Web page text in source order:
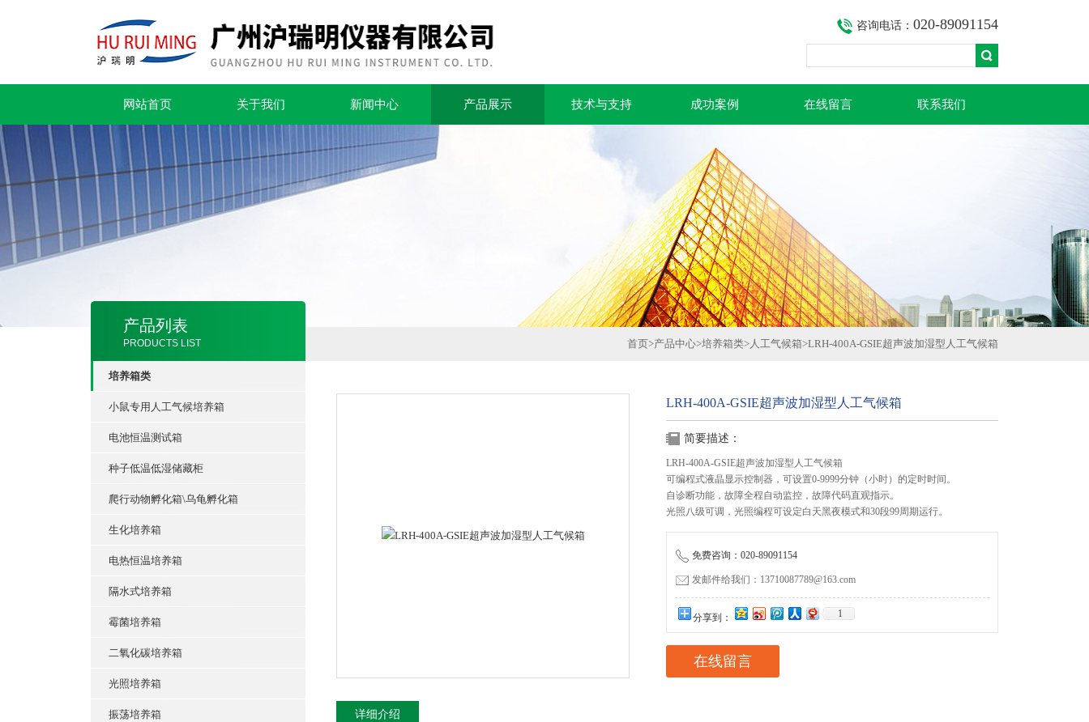
咨询电话： 020-89091154
网站首页 关于我们 新闻中心 产品展示 技术与支持 成功案例 在线留言 联系我们
产品列表
PRODUCTS LIST
培养箱类
小鼠专用人工气候培养箱
电池恒温测试箱
种子低温低湿储藏柜
爬行动物孵化箱\乌龟孵化箱
生化培养箱
电热恒温培养箱
隔水式培养箱
霉菌培养箱
二氧化碳培养箱
光照培养箱
振荡培养箱
首页>产品中心>培养箱类>人工气候箱>LRH-400A-GSIE超声波加湿型人工气候箱
LRH-400A-GSIE超声波加湿型人工气候箱
简要描述：
LRH-400A-GSIE超声波加湿型人工气候箱
可编程式液晶显示控制器，可设置0-9999分钟（小时）的定时时间。
自诊断功能，故障全程自动监控，故障代码直观指示。
光照八级可调，光照编程可设定白天黑夜模式和30段99周期运行。
免费咨询：020-89091154
发邮件给我们：13710087789@163.com
分享到： 1
在线留言
详细介绍